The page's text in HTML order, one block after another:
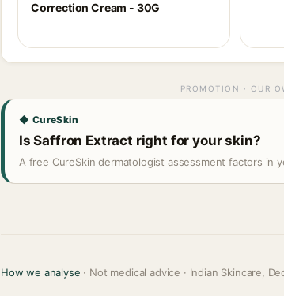
Correction Cream - 30G
PROMOTION · OUR
◆ CureSkin
Is Saffron Extract right for your skin?
A free CureSkin dermatologist assessment factors in
How we analyse · Not medical advice · Indian Skincare,